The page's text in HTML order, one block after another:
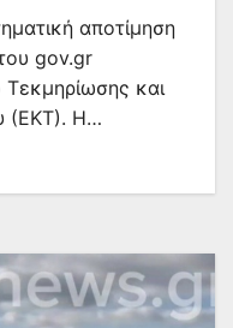
αποτίμηση
gov.gr
Τεκμηρίωσης και
(ΕΚΤ). Η…